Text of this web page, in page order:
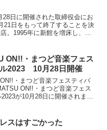
日に開催された取締役会にお
21日をもって終了することを決
。1995年に新館を増床し、
ON!!・まつど音楽フェス
2023 10月28日開催
・まつど音楽フェスティバ
ON!!・まつど音楽フェス
が10月28日に開催されま
バル2023...
スはすごかった